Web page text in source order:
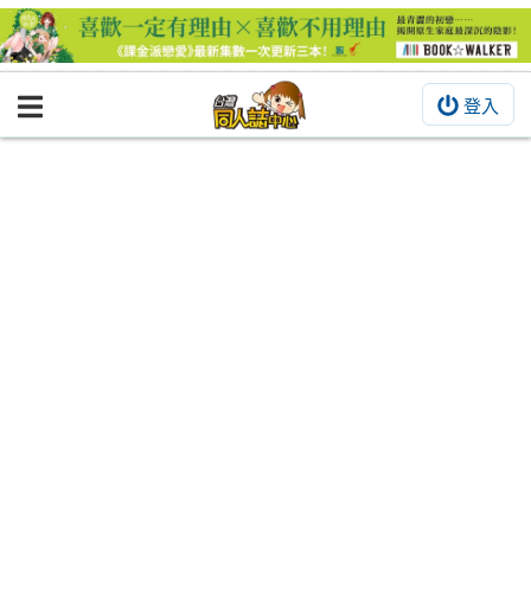
登入
BOOKY書集倉庫